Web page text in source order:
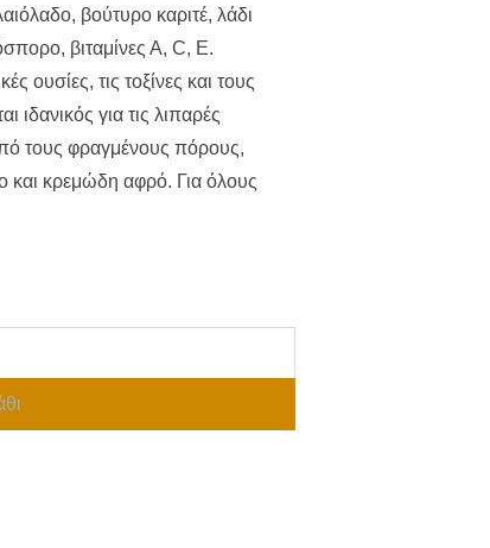
βούτυρο καριτέ, λάδι
βιταμίνες Α, C, E.
ουσίες, τις τοξίνες και τους
για τις λιπαρές
τους φραγμένους πόρους,
και κρεμώδη αφρό. Για όλους